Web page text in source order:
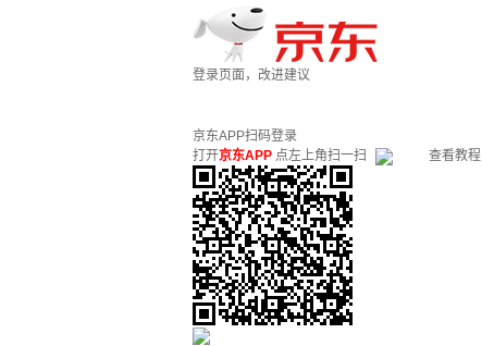
登录页面，改进建议
京东APP扫码登录
打开京东APP 点左上角扫一扫 查看教程